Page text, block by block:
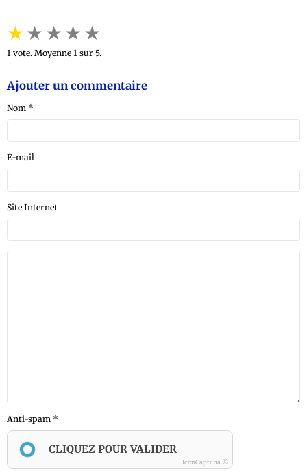
★★★★★
1 vote. Moyenne 1 sur 5.
Ajouter un commentaire
Nom
E-mail
Site Internet
Anti-spam
CLIQUEZ POUR VALIDER
IconCaptcha ©